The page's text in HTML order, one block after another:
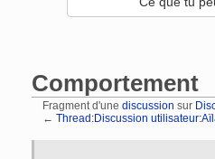
Comportement
Fragment d'une discussion sur
← Thread:Discussion